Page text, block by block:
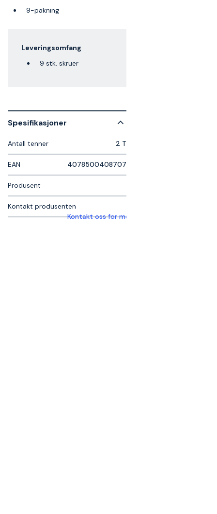
9-pakning
Leveringsomfang
9 stk. skruer
Spesifikasjoner
Antall tenner 2 T
EAN 4078500408707
Produsent
Kontakt produsenten
Kontakt oss for mer informasjon